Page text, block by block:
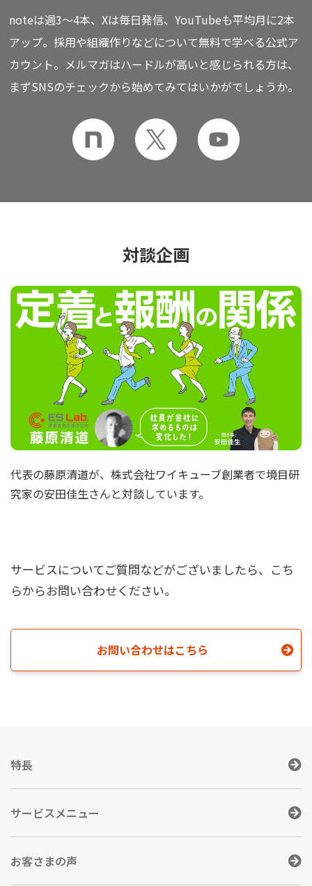
noteは週3〜4本、Xは毎日発信、YouTubeも平均月に2本
アップ。採用や組織作りなどについて無料で学べる公式ア
カウント。 メルマガはハードルが高いと感じられる方は、
まずSNSのチェックから始めてみてはいかがでしょうか。
対談企画
代表の藤原清道が、株式会社ワイキューブ創業者で境目研
究家の安田佳生さんと対談しています。
サービスについてご質問などがございましたら、こち
らからお問い合わせください。
お問い合わせはこちら
特長
サービスメニュー
お客さまの声